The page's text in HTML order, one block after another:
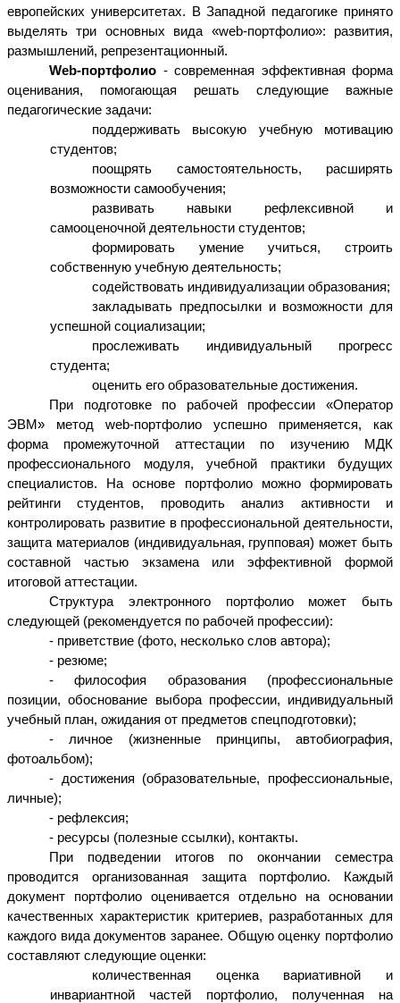
европейских университетах. В Западной педагогике принято
выделять три основных вида «web-портфолио»: развития,
размышлений, репрезентационный.
Web-портфолио - современная эффективная форма
оценивания, помогающая решать следующие важные
педагогические задачи:
поддерживать высокую учебную мотивацию
студентов;
поощрять самостоятельность, расширять
возможности самообучения;
развивать навыки рефлексивной и
самооценочной деятельности студентов;
формировать умение учиться, строить
собственную учебную деятельность;
содействовать индивидуализации образования;
закладывать предпосылки и возможности для
успешной социализации;
прослеживать индивидуальный прогресс
студента;
оценить его образовательные достижения.
При подготовке по рабочей профессии «Оператор
ЭВМ» метод web-портфолио успешно применяется, как
форма промежуточной аттестации по изучению МДК
профессионального модуля, учебной практики будущих
специалистов. На основе портфолио можно формировать
рейтинги студентов, проводить анализ активности и
контролировать развитие в профессиональной деятельности,
защита материалов (индивидуальная, групповая) может быть
составной частью экзамена или эффективной формой
итоговой аттестации.
Структура электронного портфолио может быть
следующей (рекомендуется по рабочей профессии):
- приветствие (фото, несколько слов автора);
- резюме;
- философия образования (профессиональные
позиции, обоснование выбора профессии, индивидуальный
учебный план, ожидания от предметов спецподготовки);
- личное (жизненные принципы, автобиография,
фотоальбом);
- достижения (образовательные, профессиональные,
личные);
- рефлексия;
- ресурсы (полезные ссылки), контакты.
При подведении итогов по окончании семестра
проводится организованная защита портфолио. Каждый
документ портфолио оценивается отдельно на основании
качественных характеристик критериев, разработанных для
каждого вида документов заранее. Общую оценку портфолио
составляют следующие оценки:
количественная оценка вариативной и
инвариантной частей портфолио, полученная на